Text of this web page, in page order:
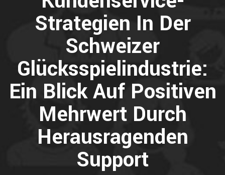
Strategien In Der
Schweizer
Glücksspielindustrie:
Ein Blick Auf Positiven
Mehrwert Durch
Herausragenden
Support